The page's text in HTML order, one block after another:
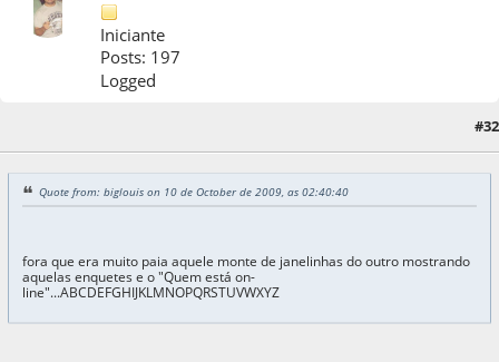
Iniciante
Posts: 197
Logged
#32
Quote from: biglouis on 10 de October de 2009, as 02:40:40
fora que era muito paia aquele monte de janelinhas do outro mostrando
aquelas enquetes e o "Quem está on-
line"...ABCDEFGHIJKLMNOPQRSTUVWXYZ